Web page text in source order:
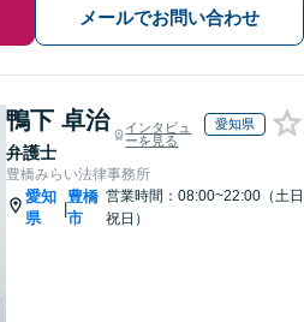
メールでお問い合わせ
鴨下 卓治
弁護士
インタビュ
ーを見る
愛知県
豊橋みらい法律事務所
愛知
県
|
豊橋
市
営業時間：08:00~22:00（土日
祝日）